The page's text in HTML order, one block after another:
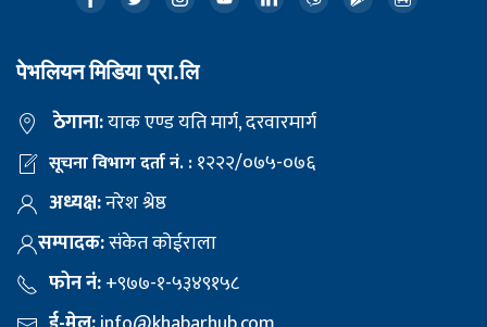
पेभलियन मिडिया प्रा.लि
ठेगाना:याक एण्ड यति मार्ग, दरवारमार्ग
सूचना विभाग दर्ता नं. :१२२२/०७५-०७६
अध्यक्ष:नरेश श्रेष्ठ
सम्पादक:संकेत कोईराला
फोन नं:+९७७-१-५३४९१५८